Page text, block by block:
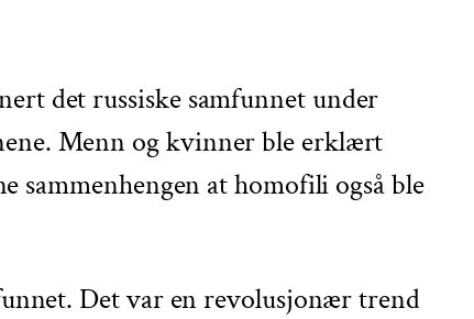
det russiske samfunnet under
Menn og kvinner ble erklært
sammenhengen at homofili også ble
Det var en revolusjonær trend